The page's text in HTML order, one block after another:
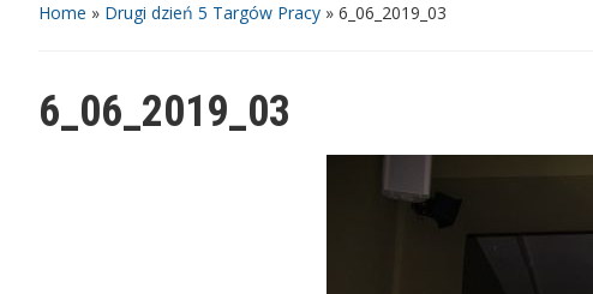
Home » Drugi dzień 5 Targów Pracy » 6_06_2019_03
6_06_2019_03